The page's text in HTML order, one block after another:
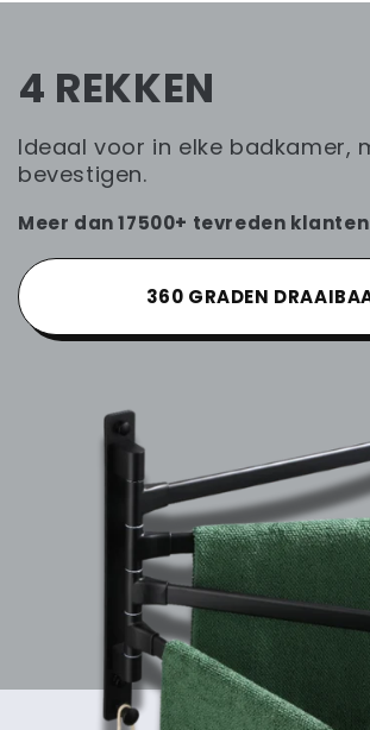
4 REKKEN
Ideaal voor in elke badkamer,
bevestigen.
360 GRADEN
Meer dan 17500+ tevreden